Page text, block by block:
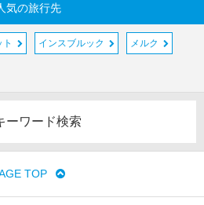
気の旅行先
インスブルック メルク
ーワード検索
TOP